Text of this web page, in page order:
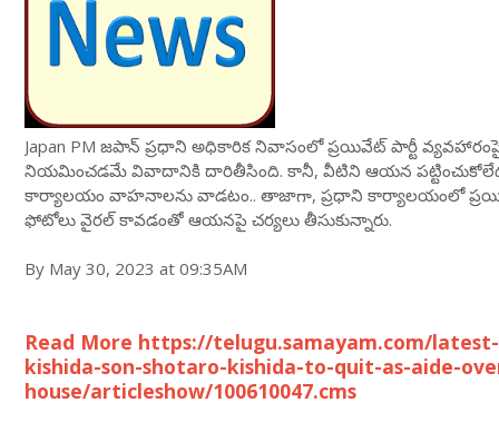
Japan PM జపాన్ ప్రధాని అధికారిక నివాసంలో ప్రయివేట్ పార్టీ
నియమించడమే వివాదానికి దారితీసింది. కానీ, వీటిని ఆయన
కార్యాలయం వాహనాలను వాడటం.. తాజాగా, ప్రధాని కార్యాలయంలో ప్రయివేట్
ఫోటోలు వైరల్ కావడంతో ఆయనపై చర్యలు తీసుకున్నారు.
By May 30, 2023 at 09:35AM
Read More https://telugu.samayam.com/
kishida-son-shotaro-kishida-to-quit-as-aide-
house/articleshow/100610047.cms